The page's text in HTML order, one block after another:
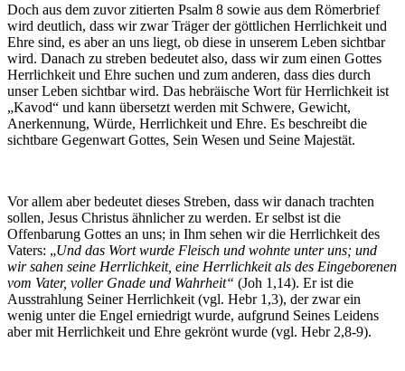
Doch aus dem zuvor zitierten Psalm 8 sowie aus dem Römerbrief
wird deutlich, dass wir zwar Träger der göttlichen Herrlichkeit und
Ehre sind, es aber an uns liegt, ob diese in unserem Leben sichtbar
wird. Danach zu streben bedeutet also, dass wir zum einen Gottes
Herrlichkeit und Ehre suchen und zum anderen, dass dies durch
unser Leben sichtbar wird. Das hebräische Wort für Herrlichkeit ist
„Kavod“ und kann übersetzt werden mit Schwere, Gewicht,
Anerkennung, Würde, Herrlichkeit und Ehre. Es beschreibt die
sichtbare Gegenwart Gottes, Sein Wesen und Seine Majestät.
Vor allem aber bedeutet dieses Streben, dass wir danach trachten
sollen, Jesus Christus ähnlicher zu werden. Er selbst ist die
Offenbarung Gottes an uns; in Ihm sehen wir die Herrlichkeit des
Vaters: „Und das Wort wurde Fleisch und wohnte unter uns; und
wir sahen seine Herrlichkeit, eine Herrlichkeit als des Eingeborenen
vom Vater, voller Gnade und Wahrheit“ (Joh 1,14). Er ist die
Ausstrahlung Seiner Herrlichkeit (vgl. Hebr 1,3), der zwar ein
wenig unter die Engel erniedrigt wurde, aufgrund Seines Leidens
aber mit Herrlichkeit und Ehre gekrönt wurde (vgl. Hebr 2,8-9).